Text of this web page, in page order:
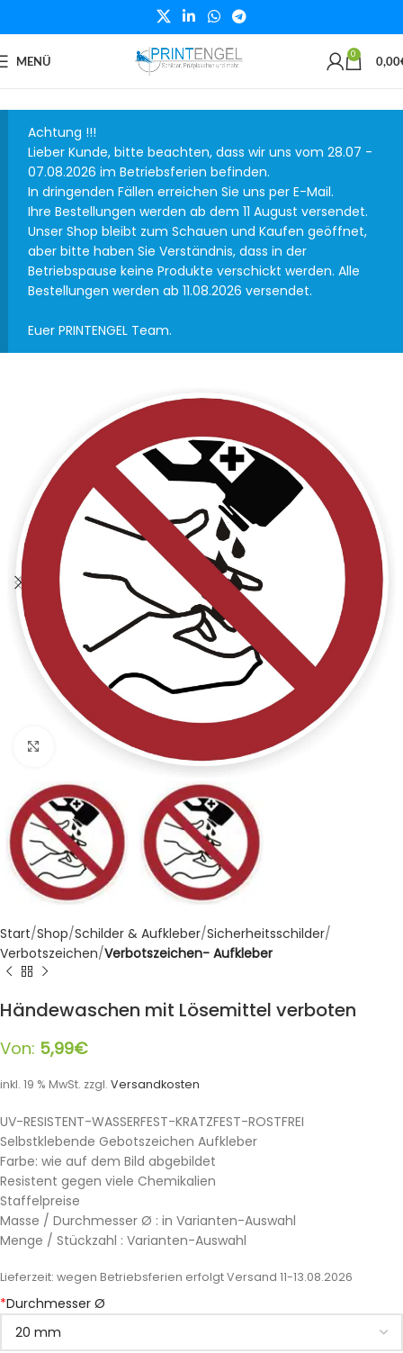
MENÜ 0 0,00
Achtung !!!
Lieber Kunde, bitte beachten, dass wir uns vom 28.07 -
07.08.2026 im Betriebsferien befinden.
In dringenden Fällen erreichen Sie uns per E-Mail.
Ihre Bestellungen werden ab dem 11 August versendet.
Unser Shop bleibt zum Schauen und Kaufen geöffnet,
aber bitte haben Sie Verständnis, dass in der
Betriebspause keine Produkte verschickt werden. Alle
Bestellungen werden ab 11.08.2026 versendet.
Euer PRINTENGEL Team.
Klicken zum Vergrößern
Start Shop Schilder & Aufkleber Sicherheitsschilder
Verbotszeichen Verbotszeichen- Aufkleber
Händewaschen mit Lösemittel verboten
Von: 5,99€
inkl. 19 % MwSt. zzgl. Versandkosten
UV-RESISTENT-WASSERFEST-KRATZFEST-ROSTFREI
Selbstklebende Gebotszeichen Aufkleber
Farbe: wie auf dem Bild abgebildet
Resistent gegen viele Chemikalien
Staffelpreise
Masse / Durchmesser Ø : in Varianten-Auswahl
Menge / Stückzahl : Varianten-Auswahl
Lieferzeit: wegen Betriebsferien erfolgt Versand 11-13.08.2026
*Durchmesser Ø